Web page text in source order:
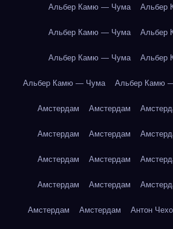
Альбер Камю — Чума Альбер
Альбер Камю — Чума Альбер
Альбер Камю — Чума Альбер
Альбер Камю — Чума Альбер Камю
Амстердам Амстердам
Амстердам Амстердам
Амстердам Амстердам
Амстердам Амстердам
Амстердам Амстердам Антон